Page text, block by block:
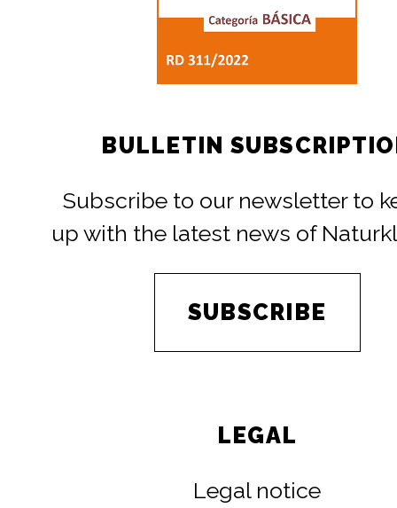
BULLETIN
Subscribe to our newsletter to
up with the latest news of
SUBSCRIBE
LEGAL
Legal notice